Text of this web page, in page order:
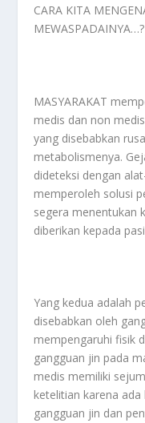
CARA KITA
MEWASPADAINYA…?
MASYARAKAT
medis dan non
yang disebabkan
metabolismenya.
dideteksi dengan
memperoleh solusi
segera menentukan
diberikan kepada
Yang kedua adalah
disebabkan oleh
mempengaruhi fisik
gangguan jin pada
medis memiliki
ketelitian karena
gangguan jin dan